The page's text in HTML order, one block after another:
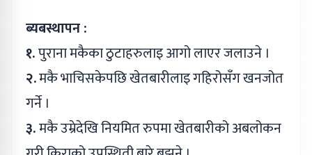
ब्यबस्थापन :
१.पुराना मकैका ठुटाहरुलाइ आगो लाएर जलाउने ।
२.मकै भाचिसकेपछि खेतबारीलाइ गहिरोसँग खनजोत
गर्ने ।
३.मकै उम्रेदेखि नियमित रुपमा खेतबारीको अबलोकन